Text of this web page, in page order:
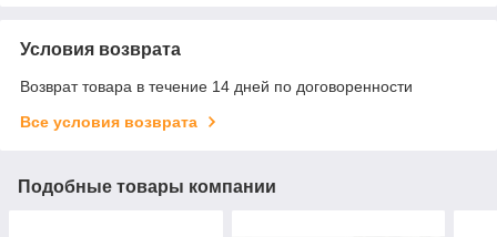
Условия возврата
Возврат товара в течение 14 дней по договоренности
Все условия возврата
Подобные товары компании